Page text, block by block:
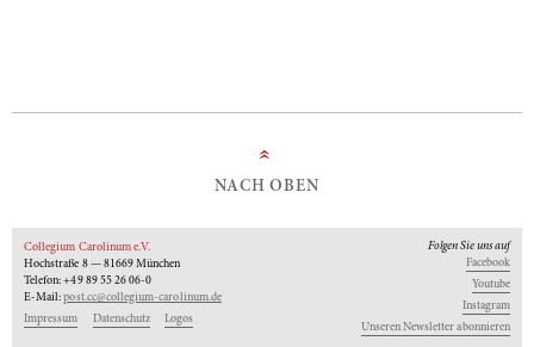
»
NACH OBEN
Collegium Carolinum e.V.
Hochstraße 8 — 81669 München
Telefon: +49 89 55 26 06-0
E-Mail:post.cc@collegium-carolinum.de
Impressum
Datenschutz Logos
Folgen Sie uns auf
Facebook
Youtube
Instagram
Unseren Newsletter abonnieren